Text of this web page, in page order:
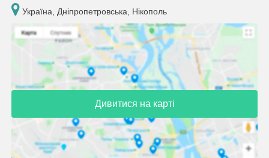
Україна, Дніпропетровська, Нікополь
Дивитися на карті